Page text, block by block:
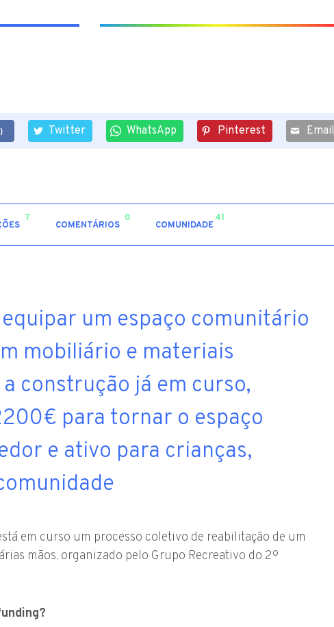
Twitter WhatsApp Pinterest Email
7
COMENTÁRIOS
0
COMUNIDADE
41
um espaço comunitário
mobiliário e materiais
construção já em curso,
para tornar o espaço
e ativo para crianças,
em curso um processo coletivo de reabilitação de um
mãos, organizado pelo Grupo Recreativo do 2º